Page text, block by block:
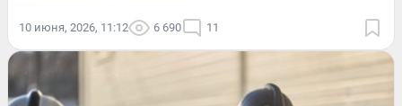
10 июня, 2026, 11:12 6 690 11